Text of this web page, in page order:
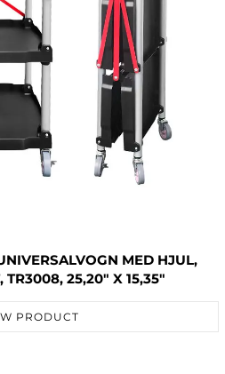
MED HJUL,
TR3008, 25,20" X 15,35"
PRODUCT